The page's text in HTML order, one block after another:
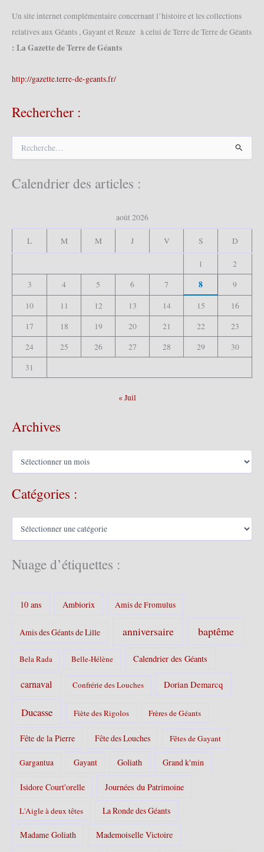
Un site internet complémentaire concernant l’histoire et les collections
relatives aux Géants , Gayant et Reuze à celui de Terre de Terre de Géants
: La Gazette de Terre de Géants
http://gazette.terre-de-geants.fr/
Rechercher :
e
Calendrier des articles :
août 2026
L M M J V S D
1
2
3
4 5 6 7 8
9
10
11 12 13 14 15
16
17
18 19 20 21 22
23
24
25 26 27 28 29
30
31
« Juil
Archives
A
h
s
Catégories :
C
é
g
Nuage d’étiquettes :
10 ans Ambiorix Amis de Fromulus
Amis des Géants de Lille anniversaire baptême
Bela Rada Belle-Hélène Calendrier des Géants
carnaval Confrérie des Louches Dorian Demarcq
Ducasse Fiète des Rigolos Frères de Géants
Fête de la Pierre Fête des Louches Fêtes de Gayant
Gargantua Gayant Goliath Grand k'min
Isidore Court'orelle Journées du Patrimoine
L'Aigle à deux têtes La Ronde des Géants
Madame Goliath Mademoiselle Victoire